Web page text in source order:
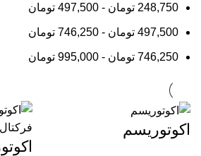
248,750 تومان -
497,500 تومان
497,500 تومان -
746,250 تومان
746,250 تومان -
995,000 تومان
اکوتوریسم